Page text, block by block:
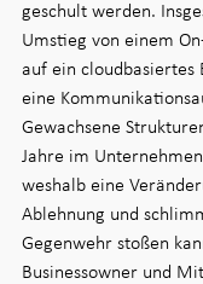
geschult werden.
Umstieg von einem
auf ein cloudbasiertes
eine
Gewachsene
Jahre im
weshalb eine
Ablehnung und
Gegenwehr stoßen
Businessowner und